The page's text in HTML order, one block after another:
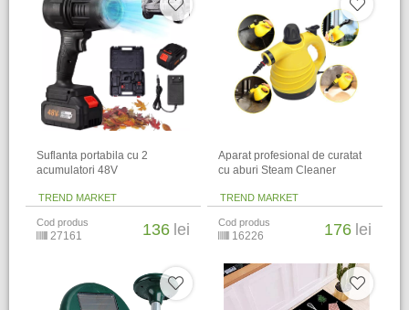
Suflanta portabila cu 2
acumulatori 48V
TREND MARKET
Cod produs
27161 136 lei
Aparat profesional de curatat
cu aburi Steam Cleaner
TREND MARKET
Cod produs
16226 176 lei